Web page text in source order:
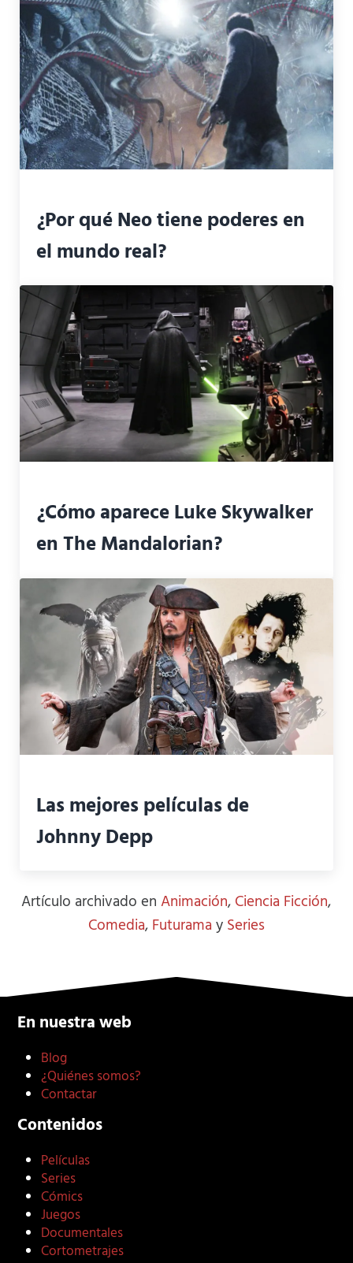
¿Por qué Neo tiene poderes en
el mundo real?
¿Cómo aparece Luke Skywalker
en The Mandalorian?
Las mejores películas de
Johnny Depp
Artículo archivado enAnimación, Ciencia Ficción,
Comedia, Futurama y Series
En nuestra web
Blog
¿Quiénes somos?
Contactar
Contenidos
Películas
Series
Cómics
Juegos
Documentales
Cortometrajes